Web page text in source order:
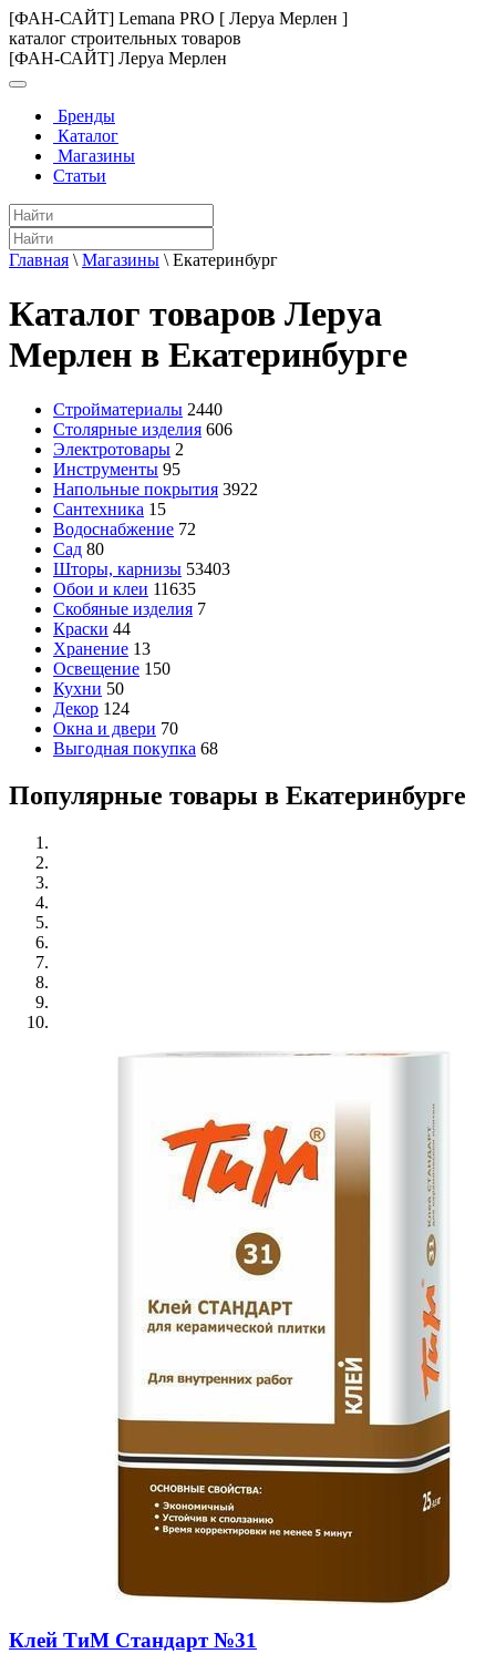
[ФАН-САЙТ] Lemana PRO [ Леруа Мерлен ]
каталог строительных товаров
[ФАН-САЙТ] Леруа Мерлен
Бренды
Каталог
Магазины
Статьи
Главная \ Магазины \ Екатеринбург
Каталог товаров Леруа
Мерлен в Екатеринбурге
Стройматериалы 2440
Столярные изделия 606
Электротовары 2
Инструменты 95
Напольные покрытия 3922
Сантехника 15
Водоснабжение 72
Сад 80
Шторы, карнизы 53403
Обои и клеи 11635
Скобяные изделия 7
Краски 44
Хранение 13
Освещение 150
Кухни 50
Декор 124
Окна и двери 70
Выгодная покупка 68
Популярные товары в Екатеринбурге
Клей ТиМ Стандарт №31